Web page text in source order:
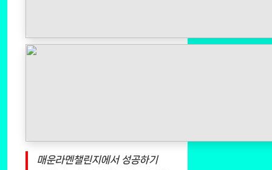
매운라멘챌린지에서 성공하기